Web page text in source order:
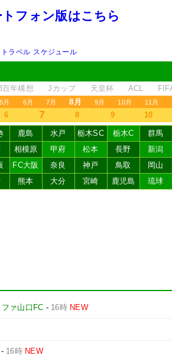
フォン版はこちら
トラベル スケジュール
百年構想 Jカップ 天皇杯 ACL
5月 6月 7月 8月 9月 10月 11月
6 7 8 9 10
鹿島 水戸 栃木SC 栃木C 群馬
相模原 甲府 松本 長野 新潟
FC大阪 奈良 神戸 鳥取 岡山
熊本 大分 宮崎 鹿児島 琉球
ファ山口FC - 16時 NEW
- 16時 NEW